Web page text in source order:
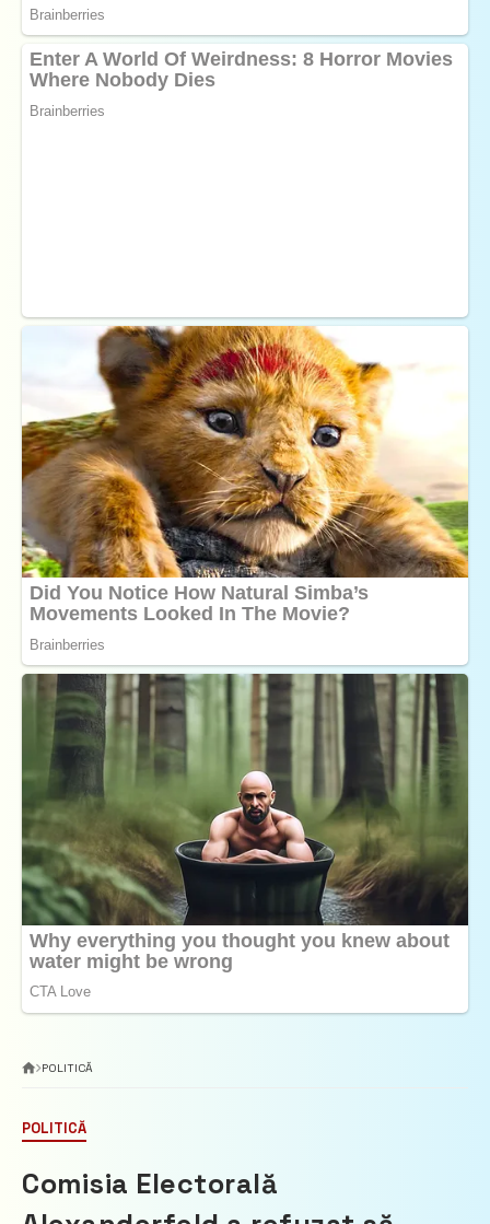
POLITICĂ
POLITICĂ
Comisia Electorală